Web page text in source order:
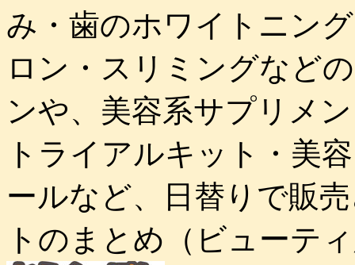
み・歯のホワイトニン
ロン・スリミングなど
ンや、美容系サプリメ
トライアルキット・美
ールなど、日替りで販
トのまとめ（ビューテ